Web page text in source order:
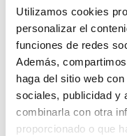
Utilizamos cookies
personalizar el
funciones de redes
Además,
haga del sitio web
sociales, publicidad y
combinarla con otra
proporcionado o que
AL PACTO DE
03/08/2026
PREMIOS DE LA
2026
31/07/2026
CARTA DEL
REFORMA DE
PASARELA AL RETA
28/07/2026